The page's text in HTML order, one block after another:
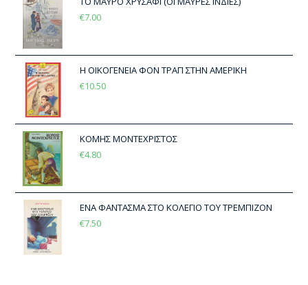
€7.00
Η ΟΙΚΟΓΕΝΕΙΑ ΦΟΝ ΤΡΑΠ ΣΤΗΝ ΑΜΕΡΙΚΗ
€10.50
ΚΟΜΗΣ ΜΟΝΤΕΧΡΙΣΤΟΣ
€4.80
ΕΝΑ ΦΑΝΤΑΣΜΑ ΣΤΟ ΚΟΛΕΓΙΟ ΤΟΥ ΤΡΕΜΠΙΖΟΝ
€7.50